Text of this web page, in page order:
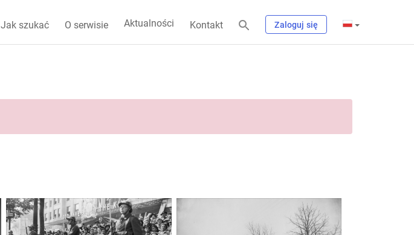
Jak szukać O serwisie Aktualności Kontakt Zaloguj się